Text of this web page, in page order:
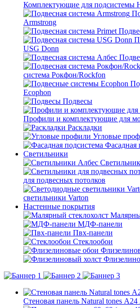
Комплектующие для
Armstrong
USG Donn
система Рокфон/Rockfon
Ecophon
Подвесы
Профили и комплектующие для
Раскладки
Угловые
Фасадная
Светильники
для подвесных потолков
светильники Varton
Настенные покрытия
МДФ-панели
Пвх-панели
Стеклообои
Стеновая панель Natural tones